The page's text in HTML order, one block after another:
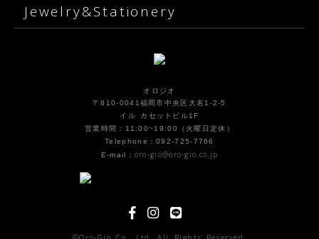
Jewelry&Stationery
オロジオ
〒810-0041福岡市中央区大名1-2-5
イル カセットビル1F
営業時間：11:00~19:00（火曜日定休）
Telephone：092-725-7766
E-mail： oro-gio@oro-gio.co.jp